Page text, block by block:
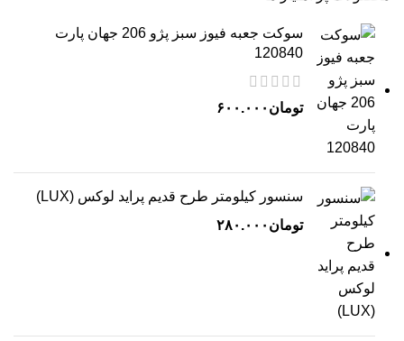
سوکت جعبه فیوز سبز پژو 206 جهان پارت
120840
تومان ۶۰۰.۰۰۰
سنسور کیلومتر طرح قدیم پراید لوکس (LUX)
تومان ۲۸۰.۰۰۰